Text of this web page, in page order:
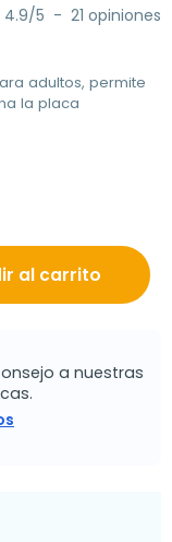
4.9/5 - 21 opiniones
adultos, permite
la placa
al carrito
a nuestras